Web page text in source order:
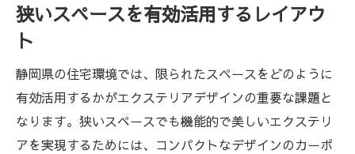
狭いスペースを有効活用するレイアウ
ト
静岡県の住宅環境では、限られたスペースをどのように
有効活用するかがエクステリアデザインの重要な課題と
なります。狭いスペースでも機能的で美しいエクステリ
アを実現するためには、コンパクトなデザインのカーポ